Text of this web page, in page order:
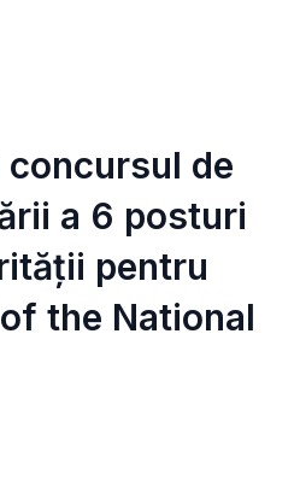
de
a 6 posturi
pentru
the National